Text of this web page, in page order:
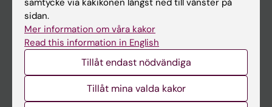
På gång
Nyheter
sidan.
Mer information om våra kakor
Read this information in English
Tillåt endast nödvändiga
Tillåt mina valda kakor